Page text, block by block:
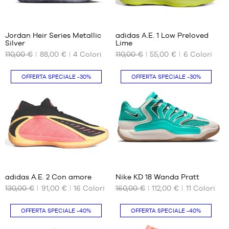
47
48
2/3
49
50
47
48
2/3
49
50
44.5
45
46
47
48
I
NOSTRI
DISPONIBILI
45.5
Jordan Heir Series Metallic
Silver
110,00 €
88,00 € 4 Colori
I
NOSTRI
DISPONIBILI
2/3
41
1/3
42
1/3
44
2/3
adidas A.E. 1 Low Preloved
Lime
110,00 €
55,00 € 6 Colori
OFFERTA SPECIALE-30%
I
FORMATI
DISPONIBILI
adidas A.E. 2 Con amore
130,00 €
91,00 € 16 Colori
OFFERTA SPECIALE -30%
I
FORMATI
DISPONIBILI
Nike KD 18 Wanda Pratt
160,00 €
112,00 € 11 Colori
OFFERTA SPECIALE-40% OFFERTA SPECIALE -40%